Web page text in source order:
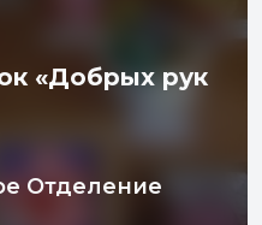
«Добрых рук
Отделение